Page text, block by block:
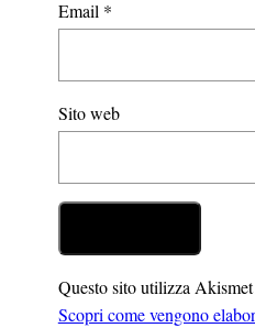
Email *
Sito web
Questo sito utilizza
Scopri come vengono